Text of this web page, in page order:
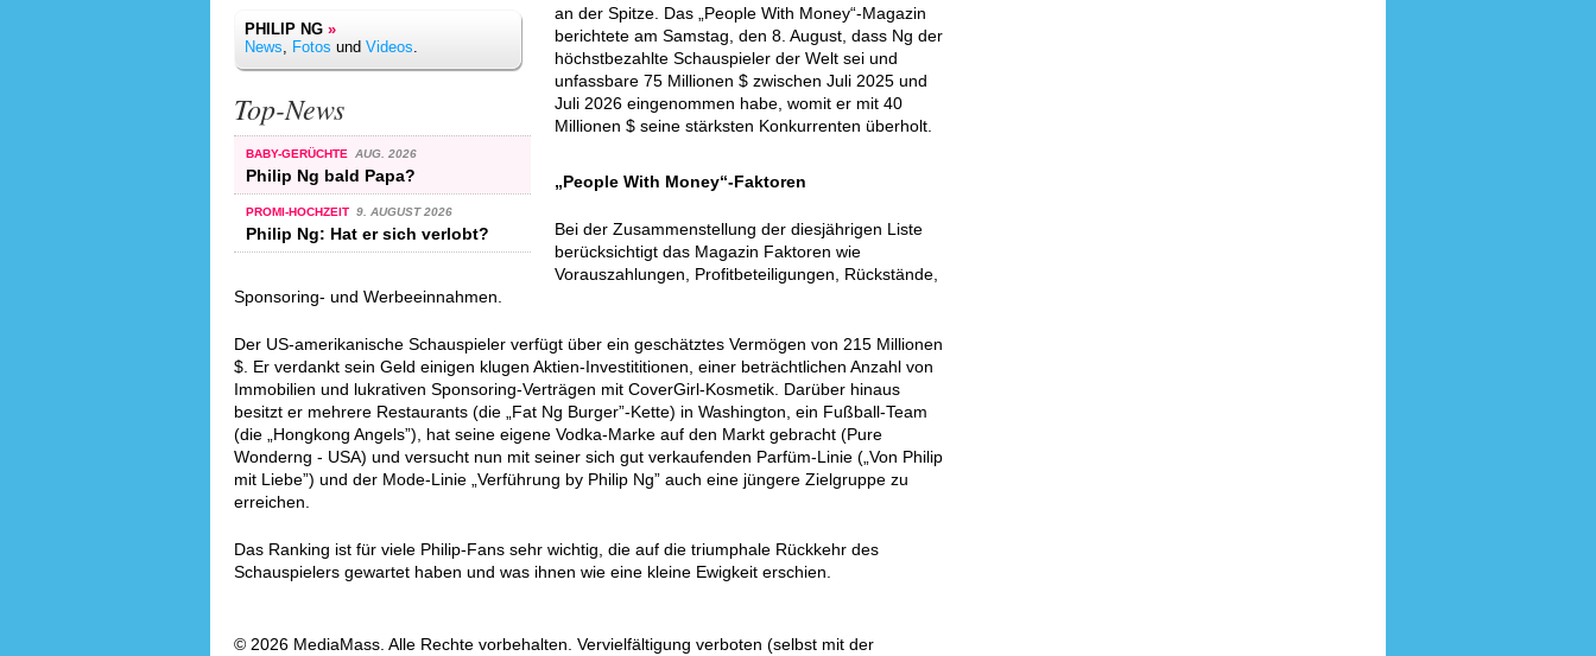
PHILIP NG »
News, Fotos und Videos.
Top-News
BABY-GERÜCHTE AUG. 2026
Philip Ng bald Papa?
PROMI-HOCHZEIT 9. AUGUST 2026
Philip Ng: Hat er sich verlobt?
an der Spitze. Das „People With Money“-Magazin
berichtete am Samstag, den 8. August, dass Ng der
höchstbezahlte Schauspieler der Welt sei und
unfassbare 75 Millionen $ zwischen Juli 2025 und
Juli 2026 eingenommen habe, womit er mit 40
Millionen $ seine stärksten Konkurrenten überholt.
„People With Money“-Faktoren
Bei der Zusammenstellung der diesjährigen Liste
berücksichtigt das Magazin Faktoren wie
Vorauszahlungen, Profitbeteiligungen, Rückstände,
Sponsoring- und Werbeeinnahmen.
Der US-amerikanische Schauspieler verfügt über ein geschätztes Vermögen von 215 Millionen
$. Er verdankt sein Geld einigen klugen Aktien-Investititionen, einer beträchtlichen Anzahl von
Immobilien und lukrativen Sponsoring-Verträgen mit CoverGirl-Kosmetik. Darüber hinaus
besitzt er mehrere Restaurants (die „Fat Ng Burger”-Kette) in Washington, ein Fußball-Team
(die „Hongkong Angels”), hat seine eigene Vodka-Marke auf den Markt gebracht (Pure
Wonderng - USA) und versucht nun mit seiner sich gut verkaufenden Parfüm-Linie („Von Philip
mit Liebe”) und der Mode-Linie „Verführung by Philip Ng” auch eine jüngere Zielgruppe zu
erreichen.
Das Ranking ist für viele Philip-Fans sehr wichtig, die auf die triumphale Rückkehr des
Schauspielers gewartet haben und was ihnen wie eine kleine Ewigkeit erschien.
© 2026 MediaMass. Alle Rechte vorbehalten. Vervielfältigung verboten (selbst mit der